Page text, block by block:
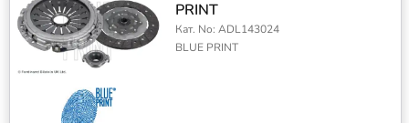
PRINT
Кат. No: ADL143024
BLUE PRINT